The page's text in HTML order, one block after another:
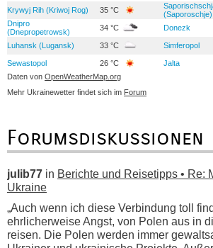
Krywyj Rih (Kriwoj Rog) 35 °C
(Saporoschje)
Dnipro
(Dnepropetrowsk)
34 °C Donezk
Luhansk (Lugansk) 33 °C Simferopol
Sewastopol 26 °C Jalta
Daten von OpenWeatherMap.org
Mehr Ukrainewetter findet sich im Forum
Forumsdiskussionen
julib77 in Berichte und Reisetipps • Re:
Ukraine
„Auch wenn ich diese Verbindung toll
ehrlicherweise Angst, von Polen aus in
reisen. Die Polen werden immer